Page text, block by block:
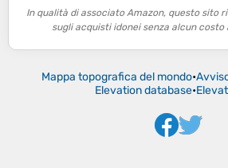
In qualità di associato Amazon, questo sito
sugli acquisti idonei senza alcun
Mappa topografica del mondo•
Elevation database•